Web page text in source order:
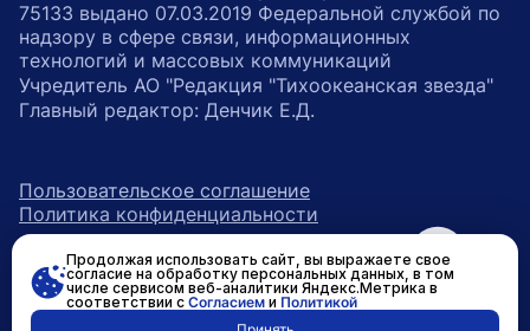
75133 выдано 07.03.2019 Федеральной службой по
надзору в сфере связи, информационных
технологий и массовых коммуникаций
Учредитель АО "Редакция "Тихоокеанская звезда"
Главный редактор: Денчик Е.Д.
Пользовательское соглашение
Политика конфиденциальности
ссылка на главную
возрастное ограничение 16+
ссылка на страницу в Вконтакте
ссылка на страницу в
ссылка на канал в
Продолжая использовать сайт, вы выражаете свое
согласие на обработку персональных данных, в том
числе сервисом веб-аналитики Яндекс.Метрика в
соответствии с Согласиеми Политикой